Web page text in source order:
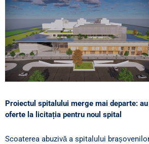
Proiectul spitalului merge mai departe:
oferte la licitația pentru noul spital
Scoaterea abuzivă a spitalului